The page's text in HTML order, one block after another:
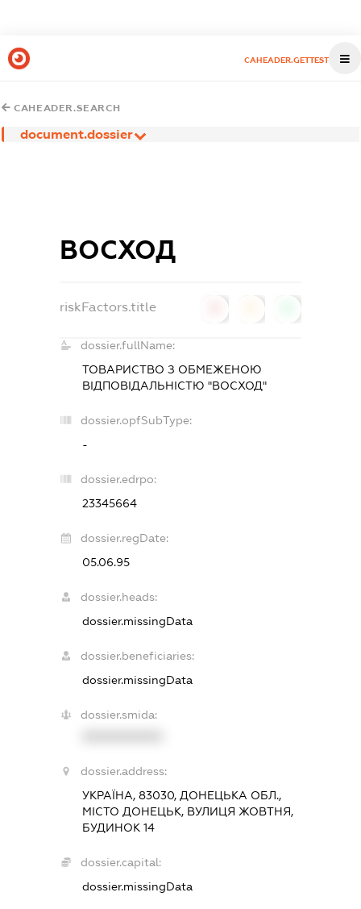
CAHEADER.GETTEST
CAHEADER.SEARCH
document.dossier
ВОСХОД
riskFactors.title
dossier.fullName:
ТОВАРИСТВО З ОБМЕЖЕНОЮ
ВІДПОВІДАЛЬНІСТЮ "ВОСХОД"
dossier.opfSubType:
-
dossier.edrpo:
23345664
dossier.regDate:
05.06.95
dossier.heads:
dossier.missingData
dossier.beneficiaries:
dossier.missingData
dossier.smida:
dossier.address:
УКРАЇНА, 83030, ДОНЕЦЬКА ОБЛ.,
МІСТО ДОНЕЦЬК, ВУЛИЦЯ ЖОВТНЯ,
БУДИНОК 14
dossier.capital:
dossier.missingData